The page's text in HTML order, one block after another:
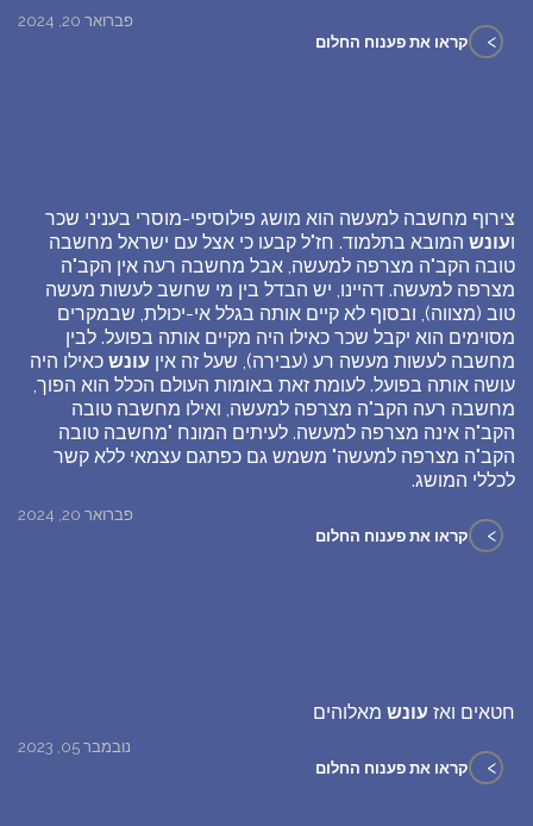
פברואר 20, 2024
> קראו את פענוח החלום
צירוף מחשבה למעשה הוא מושג פילוסיפי-מוסרי בעניני שכר
ועונש המובא בתלמוד. חז"ל קבעו כי אצל עם ישראל מחשבה
טובה הקב"ה מצרפה למעשה, אבל מחשבה רעה אין הקב"ה
מצרפה למעשה. דהיינו, יש הבדל בין מי שחשב לעשות מעשה
טוב (מצווה), ובסוף לא קיים אותה בגלל אי-יכולת, שבמקרים
מסוימים הוא יקבל שכר כאילו היה מקיים אותה בפועל. לבין
מחשבה לעשות מעשה רע (עבירה), שעל זה אין עונש כאילו היה
עושה אותה בפועל. לעומת זאת באומות העולם הכלל הוא הפוך,
מחשבה רעה הקב"ה מצרפה למעשה, ואילו מחשבה טובה
הקב"ה אינה מצרפה למעשה. לעיתים המונח "מחשבה טובה
הקב"ה מצרפה למעשה" משמש גם כפתגם עצמאי ללא קשר
לכללי המושג.
פברואר 20, 2024
> קראו את פענוח החלום
חטאים ואז עונש מאלוהים
נובמבר 05, 2023
> קראו את פענוח החלום